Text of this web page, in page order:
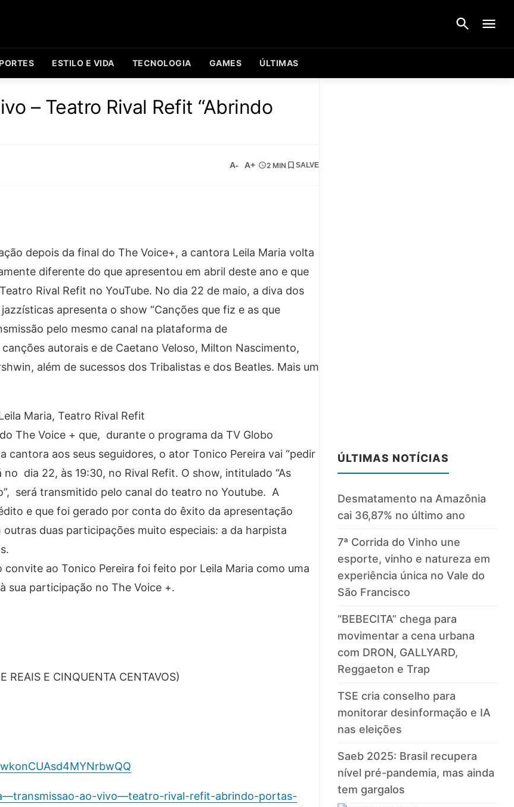
ESTILO E VIDA TECNOLOGIA GAMES ÚLTIMAS
– Teatro Rival Refit “Abrindo
A- A+ 2 MIN SALVE
depois da final do The Voice+, a cantora Leila Maria volta
diferente do que apresentou em abril deste ano e que
Rival Refit no YouTube. No dia 22 de maio, a diva dos
apresenta o show “Canções que fiz e as que
pelo mesmo canal na plataforma de
autorais e de Caetano Veloso, Milton Nascimento,
além de sucessos dos Tribalistas e dos Beatles. Mais um
Maria, Teatro Rival Refit
The Voice + que, durante o programa da TV Globo
cantora aos seus seguidores, o ator Tonico Pereira vai “pedir
dia 22, às 19:30, no Rival Refit. O show, intitulado “As
será transmitido pelo canal do teatro no Youtube. A
e que foi gerado por conta do êxito da apresentação
duas participações muito especiais: a da harpista
ao Tonico Pereira foi feito por Leila Maria como uma
sua participação no The Voice +.
REAIS E CINQUENTA CENTAVOS)
ao-vivo—teatro-rival-refit-abrindo-portas-
ÚLTIMAS NOTÍCIAS
Desmatamento na Amazônia
cai 36,87% no último ano
7ª Corrida do Vinho une
esporte, vinho e natureza em
experiência única no Vale do
São Francisco
“BEBECITA” chega para
movimentar a cena urbana
com DRON, GALLYARD,
Reggaeton e Trap
TSE cria conselho para
monitorar desinformação e IA
nas eleições
Saeb 2025: Brasil recupera
nível pré-pandemia, mas ainda
tem gargalos